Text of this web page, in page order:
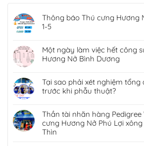
Thông báo Thú cưng Hương
1-5
Một ngày làm việc hết công
Hương Nở Bình Dương
Tại sao phải xét nghiệm
trước khi phẫu thuật?
Thần tài nhãn hàng Pedigree
cưng Hương Nở Phú Lợi
Thìn